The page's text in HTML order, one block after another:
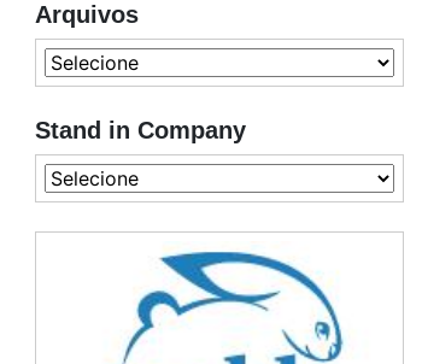
Arquivos
Stand in Company